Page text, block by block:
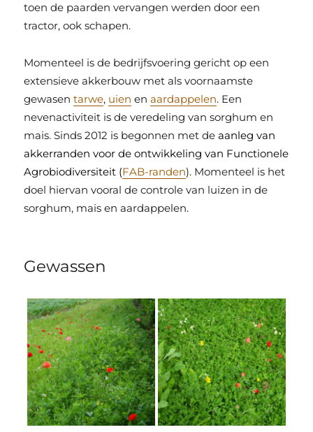
toen de paarden vervangen werden door een
tractor, ook schapen.
Momenteel is de bedrijfsvoering gericht op een
extensieve akkerbouw met als voornaamste
gewasentarwe, uien enaardappelen. Een
nevenactiviteit is de veredeling van sorghum en
mais. Sinds 2012 is begonnen met de aanleg van
akkerranden voor de ontwikkeling van Functionele
Agrobiodiversiteit (FAB-randen). Momenteel is het
doel hiervan vooral de controle van luizen in de
sorghum, mais en aardappelen.
Gewassen